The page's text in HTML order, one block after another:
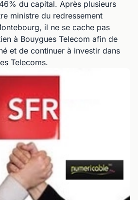
du capital. Après plusieurs
ministre du redressement
il ne se cache pas
à Bouygues Telecom afin de
et de continuer à investir dans
Telecoms.